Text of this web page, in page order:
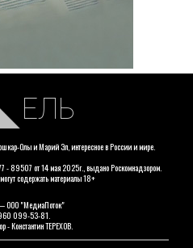
ЕЛЬ
Олы и Марий Эл, интересное в России и мире.
89507 от 14 мая 2025г., выдано Роскомнадзором.
содержать материалы 18+
ООО "МедиаПоток"
099-53-81.
- Константин ТЕРЕХОВ.